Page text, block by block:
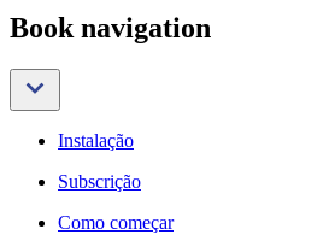
Book navigation
Instalação
Subscrição
Como começar